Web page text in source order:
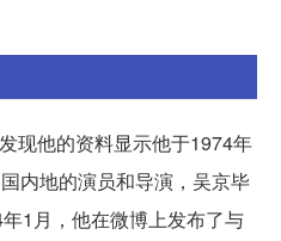
现他的资料显示他于1974年
内地的演员和导演，吴京毕
1月，他在微博上发布了与